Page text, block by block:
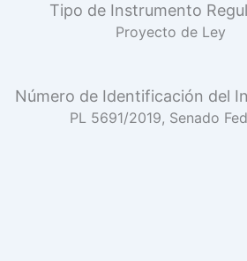
Tipo de Instrumento
Proyecto de Ley
Número de Identificación del
PL 5691/2019, Senado